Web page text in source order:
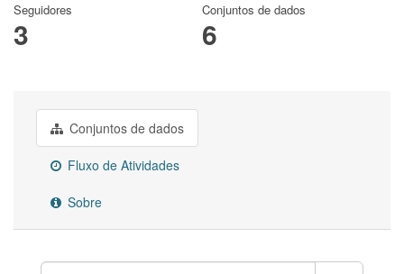
Seguidores
3
Conjuntos de dados
6
Conjuntos de dados
Fluxo de Atividades
Sobre